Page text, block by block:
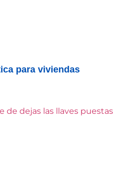
para viviendas